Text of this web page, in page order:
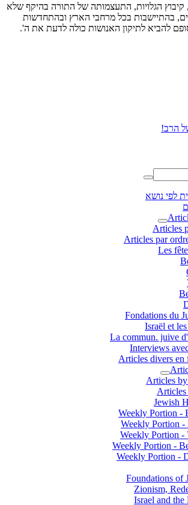
קיבוץ הגלויות, התעצמותה של התורה בהיקף שלא
בהתיישבות בכל מרחבי הארץ ובהתחדשות
להביא לתיקון האנושות כולה לדעת את ה'.
הרב!
לפי נושא
Articles
Les
Fondations du
Israël et
La commun. juive
Interviews
Articles divers en
Articles
Articles
Jewish
Weekly Portion -
Weekly Portion -
Weekly Portion -
Weekly Portion -
Weekly Portion -
Foundations of
Zionism,
Israel and the